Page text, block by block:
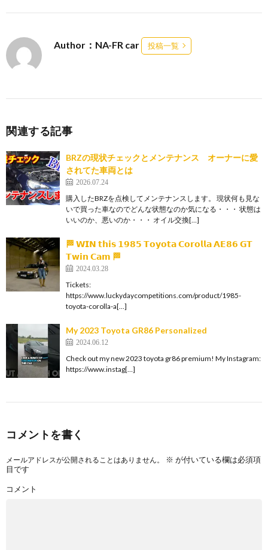
Author：NA-FR car 投稿一覧
関連する記事
BRZの現状チェックとメンテナンス オーナーに愛
されてた車両とは
2026.07.24
購入したBRZを点検してメンテナンスします。 現状何も見な
いで買った車なのでどんな状態なのか気になる・・・ 状態は
いいのか、悪いのか・・・ オイル交換[…]
🏁 𝗪𝗜𝗡 𝘁𝗵𝗶𝘀 𝟭𝟵𝟴𝟱 𝗧𝗼𝘆𝗼𝘁𝗮 𝗖𝗼𝗿𝗼𝗹𝗹𝗮 𝗔𝗘𝟴𝟲 𝗚𝗧
𝗧𝘄𝗶𝗻 𝗖𝗮𝗺 🏁
2024.03.28
Tickets:
https://www.luckydaycompetitions.com/product/1985-
toyota-corolla-a[…]
My 2023 Toyota GR86 Personalized
2024.06.12
Check out my new 2023 toyota gr86 premium! My Instagram:
https://www.instag[…]
コメントを書く
メールアドレスが公開されることはありません。 ※ が付いている欄は必須項
目です
コメント